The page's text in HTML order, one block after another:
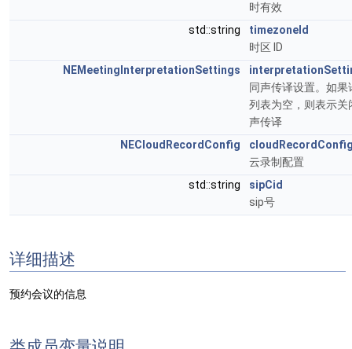
时有效
std::string
timezoneId
时区 ID
NEMeetingInterpretationSettings
同声传译设置。如果
列表为空，则表示关
声传译
NECloudRecordConfig
云录制配置
std::string
sipCid
sip号
详细描述
预约会议的信息